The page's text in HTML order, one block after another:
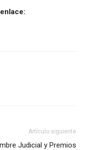
Artículo siguiente
Judicial y Premios